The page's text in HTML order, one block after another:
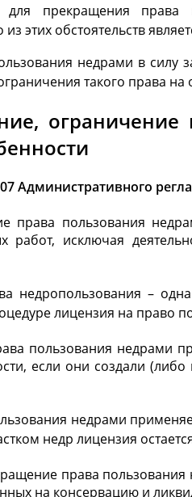
прекращения права
этих обстоятельств
недрами в силу
такого права
Административного
права пользования
работ, исключая
недропользования –
лицензия на право
пользования недрами
если они создали
недрами
недр лицензия
права пользования
на консервацию и